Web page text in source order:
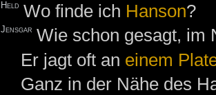
Held Wo finde ich Hanson?
Jensgar Wie schon gesagt, im
Er jagt oft an einem
Ganz in der Nähe des